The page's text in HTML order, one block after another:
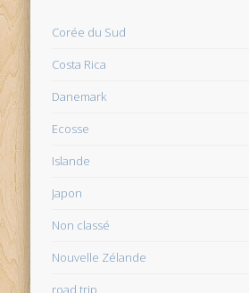
Corée du Sud
Costa Rica
Danemark
Ecosse
Islande
Japon
Non classé
Nouvelle Zélande
road trip